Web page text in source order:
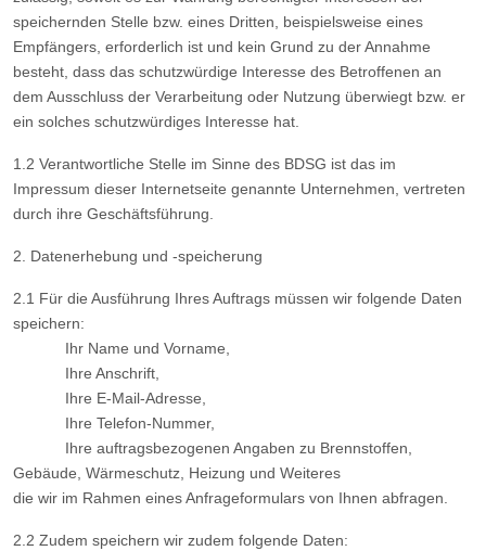
speichernden Stelle bzw. eines Dritten, beispielsweise eines
Empfängers, erforderlich ist und kein Grund zu der Annahme
besteht, dass das schutzwürdige Interesse des Betroffenen an
dem Ausschluss der Verarbeitung oder Nutzung überwiegt bzw. er
ein solches schutzwürdiges Interesse hat.
1.2 Verantwortliche Stelle im Sinne des BDSG ist das im
Impressum dieser Internetseite genannte Unternehmen, vertreten
durch ihre Geschäftsführung.
2. Datenerhebung und -speicherung
2.1 Für die Ausführung Ihres Auftrags müssen wir folgende Daten
speichern:
Ihr Name und Vorname,
Ihre Anschrift,
Ihre E-Mail-Adresse,
Ihre Telefon-Nummer,
Ihre auftragsbezogenen Angaben zu Brennstoffen,
Gebäude, Wärmeschutz, Heizung und Weiteres
die wir im Rahmen eines Anfrageformulars von Ihnen abfragen.
2.2 Zudem speichern wir zudem folgende Daten: